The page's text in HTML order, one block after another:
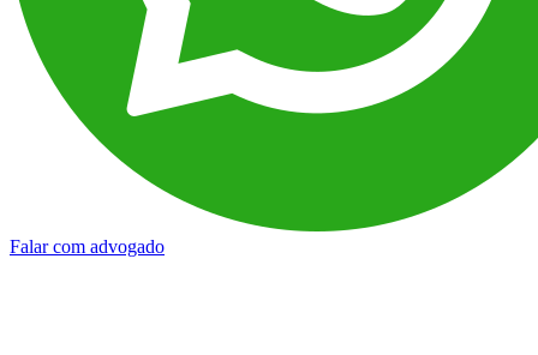
Falar com advogado